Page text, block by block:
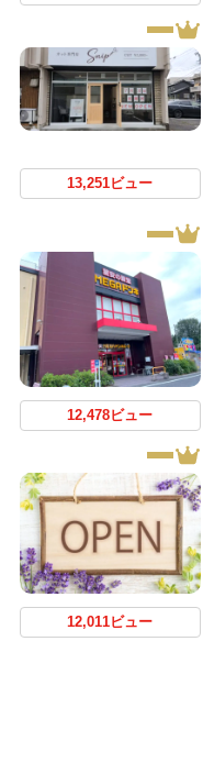
13,251ビュー
12,478ビュー
12,011ビュー